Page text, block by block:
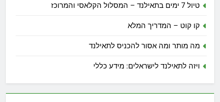
טיול 7 ימים בתאילנד – המסלול הקלאסי והמרוכז
קו קוט – המדריך המלא
מה מותר ומה אסור להכניס לתאילנד
ויזה לתאילנד לישראלים: מידע כללי